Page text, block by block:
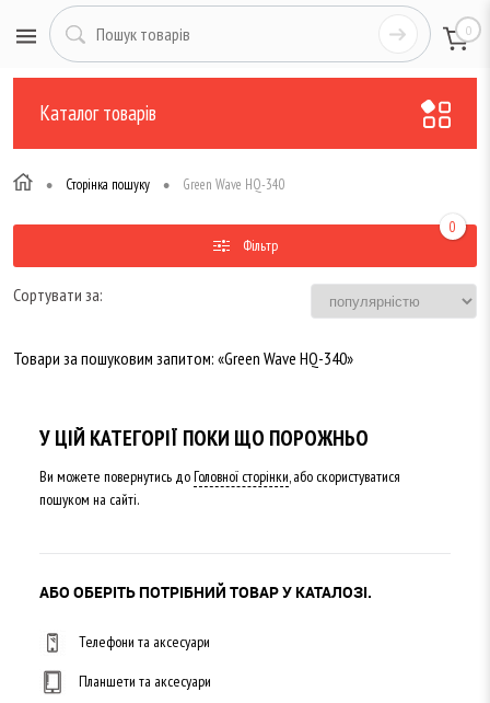
0
Каталог товарів
• Сторінка пошуку • Green Wave HQ-340
Фільтр
0
Сортувати за:
Товари за пошуковим запитом: «Green Wave HQ-340»
У ЦІЙ КАТЕГОРІЇ ПОКИ ЩО ПОРОЖНЬО
Ви можете повернутись доГоловної сторінки, або скористуватися
пошуком на сайті.
АБО ОБЕРІТЬ ПОТРІБНИЙ ТОВАР У КАТАЛОЗІ.
Телефони та аксесуари
Планшети та аксесуари